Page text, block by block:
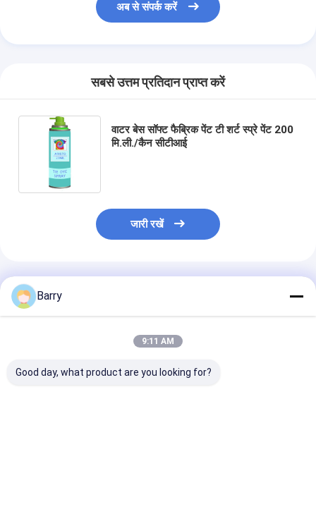
अब से संपर्क करें
सबसे उत्तम प्रतिदान प्राप्त करें
वाटर बेस सॉफ्ट फैब्रिक पेंट टी शर्ट स्प्रे पेंट 200
मि.ली./कैन सीटीआई
जारी रखें
अनुशंसित उत्पाद
Barry
9:11 AM
Good day, what product are you looking for?